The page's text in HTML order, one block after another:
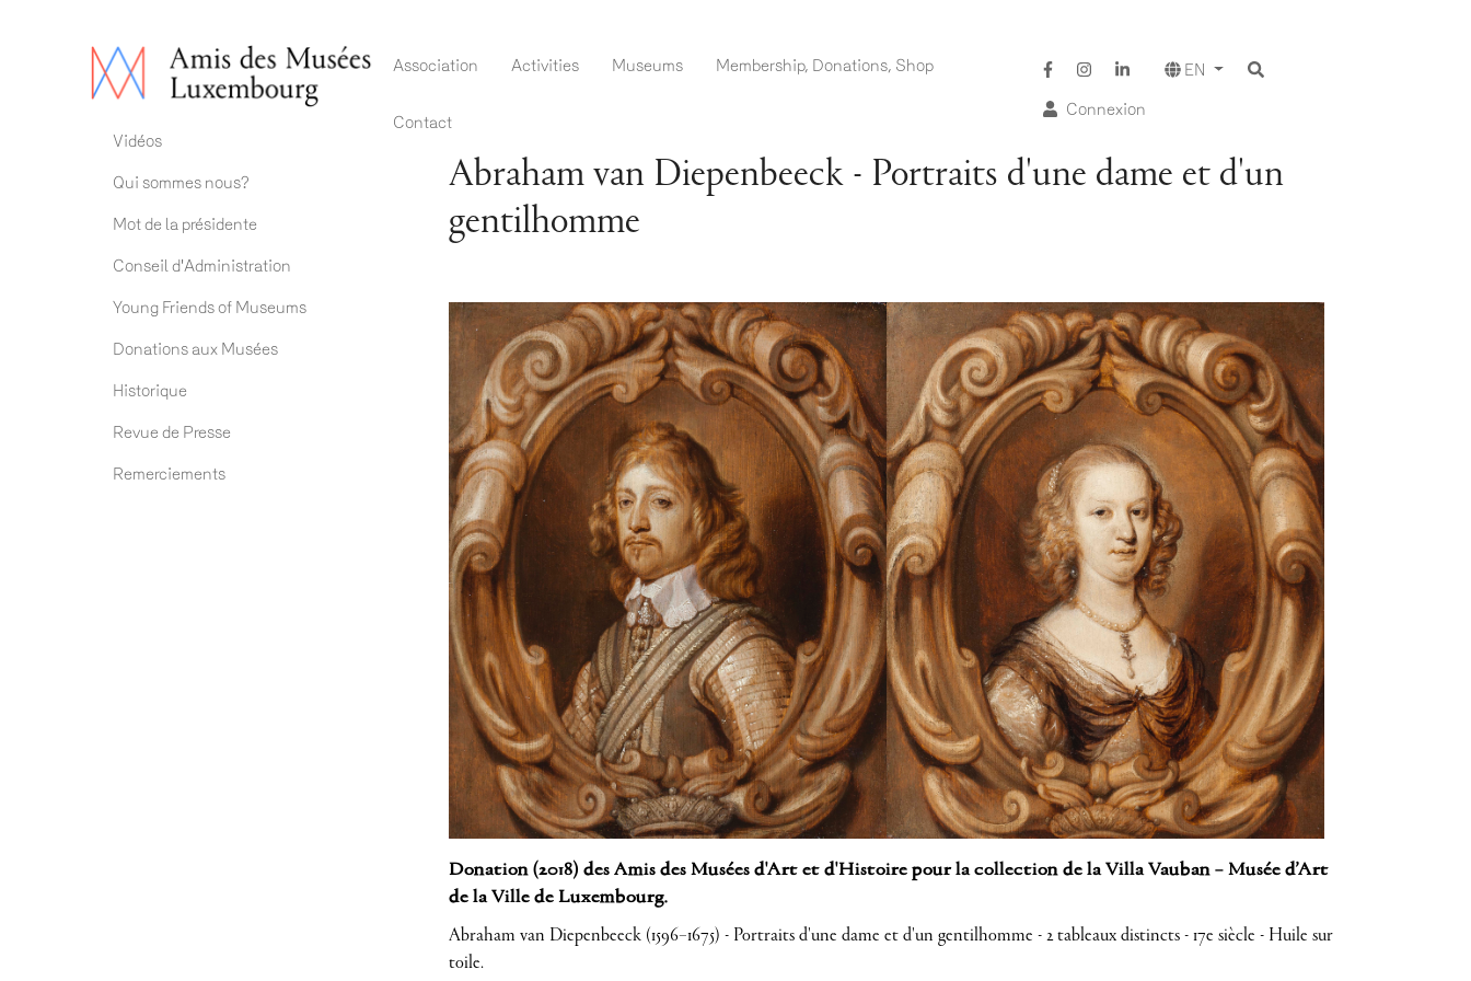
main
Main menu EN ADM
Association Activities Museums Membership, Donations, Shop
Contact
EN
Connexion
Association ADM
Vidéos
Qui sommes nous?
Mot de la présidente
Conseil d'Administration
Young Friends of Museums
Donations aux Musées
Historique
Revue de Presse
Remerciements
Abraham van Diepenbeeck - Portraits d'une dame et d'un
gentilhomme
Donation (2018) des Amis des Musées d'Art et d'Histoire pour la collection de la Villa Vauban – Musée d’Art
de la Ville de Luxembourg.
Abraham van Diepenbeeck (1596–1675) - Portraits d'une dame et d'un gentilhomme - 2 tableaux distincts - 17e siècle - Huile sur
toile.